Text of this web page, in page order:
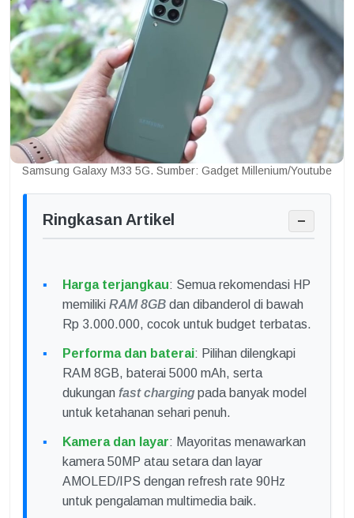
Samsung Galaxy M33 5G. Sumber: Gadget Millenium/Youtube
Ringkasan Artikel −
Harga terjangkau: Semua rekomendasi HP
memiliki RAM 8GB dan dibanderol di bawah
Rp 3.000.000, cocok untuk budget terbatas.
Performa dan baterai: Pilihan dilengkapi
RAM 8GB, baterai 5000 mAh, serta
dukungan fast charging pada banyak model
untuk ketahanan sehari penuh.
Kamera dan layar: Mayoritas menawarkan
kamera 50MP atau setara dan layar
AMOLED/IPS dengan refresh rate 90Hz
untuk pengalaman multimedia baik.